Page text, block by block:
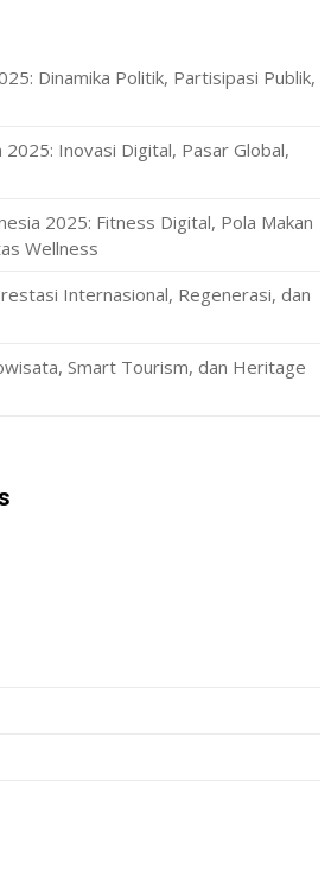
Dinamika Politik, Partisipasi Publik,
Inovasi Digital, Pasar Global,
2025: Fitness Digital, Pola Makan
Wellness
Internasional, Regenerasi, dan
Smart Tourism, dan Heritage